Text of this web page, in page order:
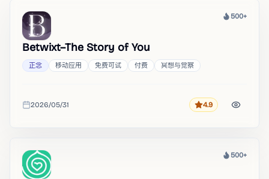
热度
500+
Betwixt–The Story of You
正念 移动应用 免费可试 付费 冥想与觉察
收录时间
2026/05/31 评分4.9
热度
500+